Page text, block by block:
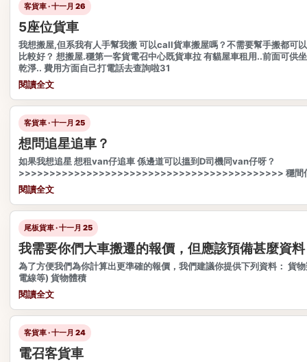
客貨車 · 十一月 26
5座位貨車
我想搬屋,但系我有人手幫我搬 可以call貨車搬屋嗎？不需要幫手搬都可
比較好？ 想搬屋.穩第一客貨電召中心既貨車拉 有貓屋車租用..前面可供
乾淨.. 費用方面自己打電話去查詢啦31
閱讀全文
客貨車 · 十一月 25
想問追星追車？
如果我想追星 想租van仔追車 係邊道可以搵到D司機同van仔呀？
>>>>>>>>>>>>>>>>>>>>>>>>>>>>>>>>>>>>>>>>>>> 穩間
閱讀全文
尾板貨車 · 十一月 25
我需要你們大車搬遷的報價，但應該預備甚麼資
為了方便我們為你計算出更準確的報價，我們建議你提供下列資料： 貨
電線等) 貨物體積
閱讀全文
客貨車 · 十一月 24
電召客貨車